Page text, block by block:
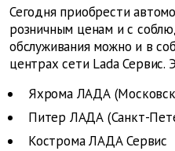
Сегодня приобрести
розничным ценам и с
обслуживания можно и в
центрах сети Lada Сервис.
Яхрома ЛАДА
Питер ЛАДА (Санкт-
Кострома ЛАДА Сервис